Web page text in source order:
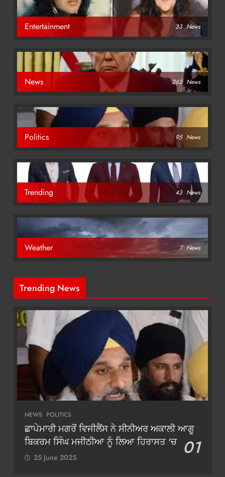
Entertainment 33 News
News 262 News
Politics 95 News
Trending 43 News
Weather 7 News
Trending News
NEWS POLITICS
ਛਾਪੇਮਾਰੀ ਮਗਰੋਂ ਵਿਜੀਲੈਂਸ ਨੇ ਸੀਨੀਅਰ ਅਕਾਲੀ ਆਗੂ
ਬਿਕਰਮ ਸਿੰਘ ਮਜੀਠੀਆ ਨੂੰ ਲਿਆ ਹਿਰਾਸਤ ‘ਚ 01
25 June 2025